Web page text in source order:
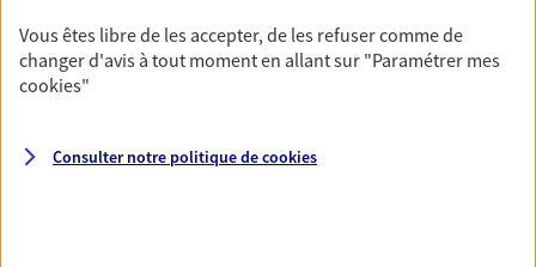
Couvrez vos dépenses de santé ainsi que celles de
votre famille avec la complémentaire santé qui
vous ressemble.
Prévoyance
Vous êtes libre de les accepter, de les refuser comme de
changer d'avis à tout moment en allant sur "Paramétrer mes
cookies"
Consulter notre politique decookies